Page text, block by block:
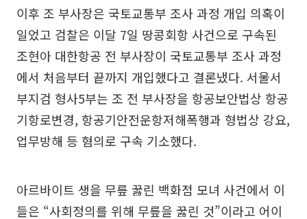
이후 조 부사장은 국토교통부 조사 과정 개입 의혹이
일었고 검찰은 이달 7일 땅콩회항 사건으로 구속된
조현아 대한항공 전 부사장이 국토교통부 조사 과정
에서 처음부터 끝까지 개입했다고 결론냈다. 서울서
부지검 형사5부는 조 전 부사장을 항공보안법상 항공
기항로변경, 항공기안전운항저해폭행과 형법상 강요,
업무방해 등 혐의로 구속 기소했다.
아르바이트 생을 무릎 꿇린 백화점 모녀 사건에서 이
들은 “사회정의를 위해 무릎을 꿇린 것”이라고 어이